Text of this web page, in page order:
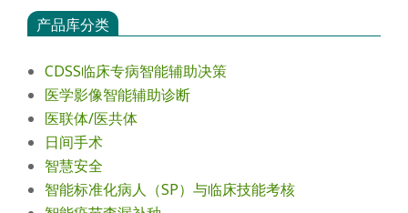
产品库分类
CDSS临床专病智能辅助决策
医学影像智能辅助诊断
医联体/医共体
日间手术
智慧安全
智能标准化病人（SP）与临床技能考核